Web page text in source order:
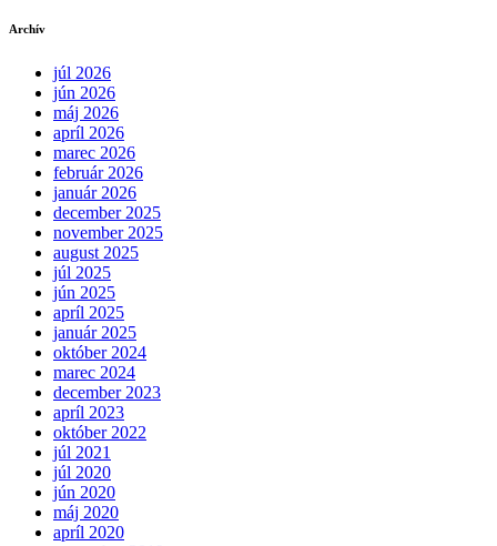
Archív
júl 2026
jún 2026
máj 2026
apríl 2026
marec 2026
február 2026
január 2026
december 2025
november 2025
august 2025
júl 2025
jún 2025
apríl 2025
január 2025
október 2024
marec 2024
december 2023
apríl 2023
október 2022
júl 2021
júl 2020
jún 2020
máj 2020
apríl 2020